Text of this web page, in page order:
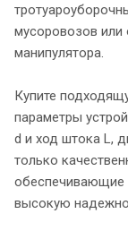
мусоровозов или
манипулятора.
Купите
параметры
d и ход штока L,
только
обеспечивающие
высокую